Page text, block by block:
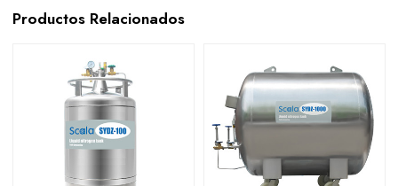
Productos Relacionados